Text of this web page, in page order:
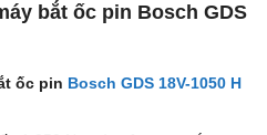
bắt ốc pin Bosch GDS
ốc pin Bosch GDS 18V-1050 H